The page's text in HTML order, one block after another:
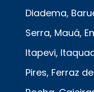
Diadema,
Serra, Mauá,
Itapevi,
Pires, Ferraz